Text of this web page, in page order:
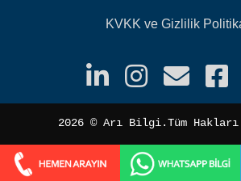
KVKK ve Gizlilik
2026 ©️ Arı Bilgi.Tüm